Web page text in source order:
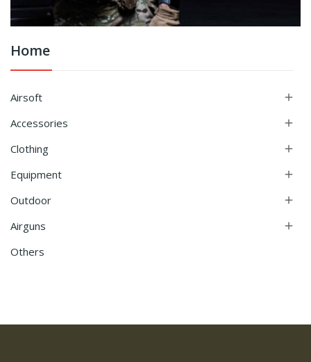
Home
Airsoft 
Accessories 
Clothing 
Equipment 
Outdoor 
Airguns 
Others